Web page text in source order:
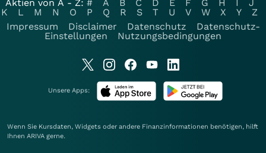
Aktien von A - Z: # A B C D E F G H I
J
K
L M N O P Q R S T U V W X Y
Z
Impressum
Disclaimer Datenschutz
Datenschutz-
Einstellungen
Nutzungsbedingungen
Unsere Apps:
Wenn Sie Kursdaten, Widgets oder andere Finanzinformationen benötigen, hilft
Ihnen ARIVA gerne.